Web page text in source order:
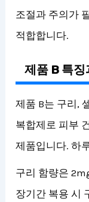
조절과 주의가
적합합니다.
제품 B 특
제품 B는 구리,
복합제로 피부
제품입니다. 하
구리 함량은
장기간 복용 시